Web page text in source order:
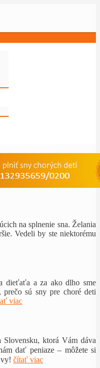
na splnenie sna. Želania
Vedeli by ste niektorému
dieťaťa a za ako dlho sme
sú sny pre choré deti
viac
ktorá Vám dáva
dať peniaze – môžete si
čítať viac